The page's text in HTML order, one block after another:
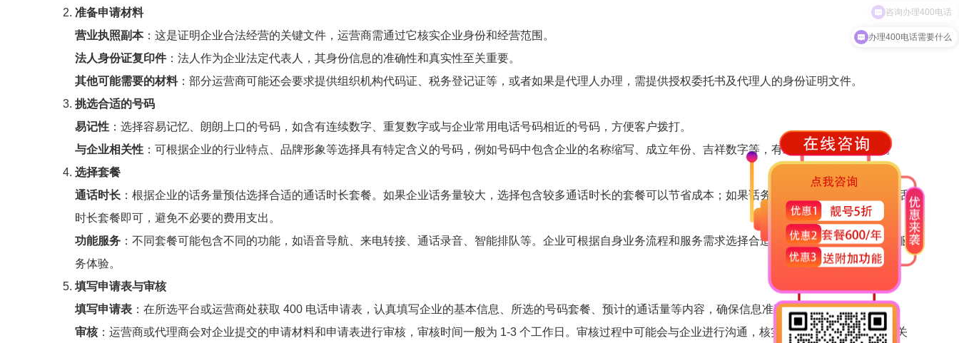
准备申请材料
营业执照副本：这是证明企业合法经营的关键文件，运营商需通过它核实企业身份和经营范围。
法人身份证复印件：法人作为企业法定代表人，其身份信息的准确性和真实性至关重要。
其他可能需要的材料：部分运营商可能还会要求提供组织机构代码证、税务登记证等，或者如果是代理人办理，需提供授权委托书及代理人的身份证明文件。
挑选合适的号码
易记性 ：选择容易记忆、朗朗上口的号码，如含有连续数字、重复数字或与企业常用电话号码相近的号码，方便客户拨打。
与企业相关性 ：可根据企业的行业特点、品牌形象等选择具有特定含义的号码，例如号码中包含企业的名称缩写、成立年份、吉祥数字等，有助于增强品牌认知度。
选择套餐
通话时长 ：根据企业的话务量预估选择合适的通话时长套餐。如果企业话务量较大，选择包含较多通话时长的套餐可以节省成本；如果话务量较小，则选择基础的通话
时长套餐即可，避免不必要的费用支出。
功能服务 ：不同套餐可能包含不同的功能，如语音导航、来电转接、通话录音、智能排队等。企业可根据自身业务流程和服务需求选择合适的功能组合，以提升客户服
务体验。
填写申请表与审核
填写申请表 ：在所选平台或运营商处获取 400 电话申请表，认真填写企业的基本信息、所选的号码套餐、预计的通话量等内容，确保信息准确无误。
审核：运营商或代理商会对企业提交的申请材料和申请表进行审核，审核时间一般为 1-3 个工作日。审核过程中可能会与企业进行沟通，核实一些信息或要求补充相关
办理400电话需要什么